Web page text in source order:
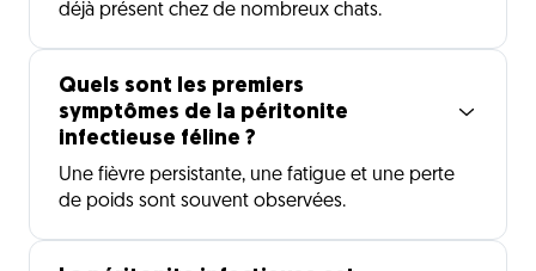
déjà présent chez de nombreux chats.
Quels sont les premiers
symptômes de la péritonite
infectieuse féline ?
Une fièvre persistante, une fatigue et une perte
de poids sont souvent observées.